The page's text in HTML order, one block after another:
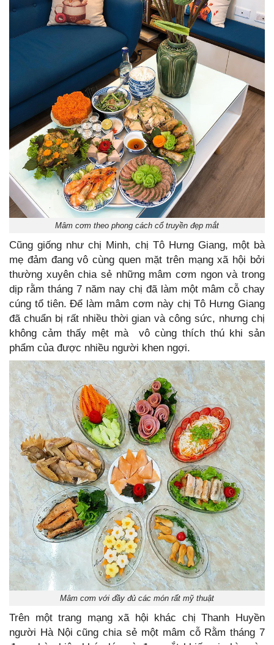
Mâm cơm theo phong cách cổ truyền đẹp mắt
Cũng giống như chị Minh, chị Tô Hưng Giang, một bà
mẹ đảm đang vô cùng quen mặt trên mạng xã hội bởi
thường xuyên chia sẻ những mâm cơm ngon và trong
dịp rằm tháng 7 năm nay chị đã làm một mâm cỗ chay
cúng tổ tiên. Để làm mâm cơm này chị Tô Hưng Giang
đã chuẩn bị rất nhiều thời gian và công sức, nhưng chị
không cảm thấy mệt mà vô cùng thích thú khi sản
phẩm của được nhiều người khen ngợi.
Mâm cơm với đầy đủ các món rất mỹ thuật
Trên một trang mạng xã hội khác chị Thanh Huyền
người Hà Nội cũng chia sẻ một mâm cỗ Rằm tháng 7